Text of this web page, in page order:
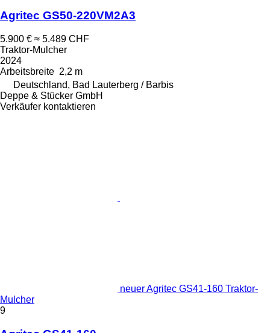
Agritec GS50-220VM2A3
5.900 € ≈ 5.489 CHF
Traktor-Mulcher
2024
Arbeitsbreite 2,2 m
Deutschland, Bad Lauterberg / Barbis
Deppe & Stücker GmbH
Verkäufer kontaktieren
neuer Agritec GS41-160 Traktor-
Mulcher
9